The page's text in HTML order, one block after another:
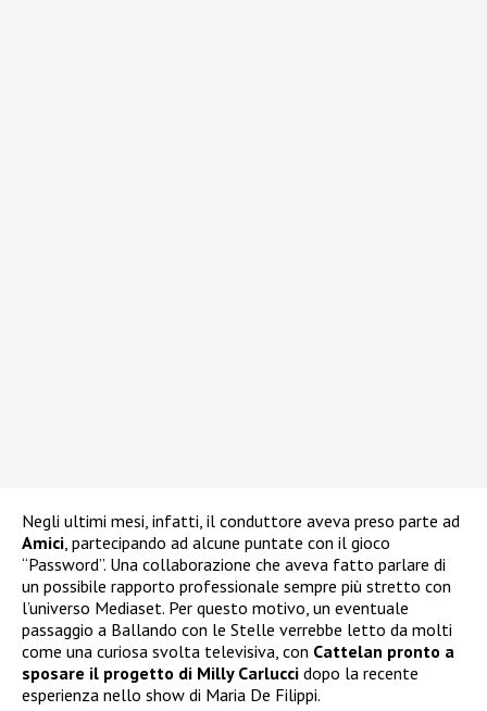
Negli ultimi mesi, infatti, il conduttore aveva preso parte ad
Amici, partecipando ad alcune puntate con il gioco
“Password”. Una collaborazione che aveva fatto parlare di
un possibile rapporto professionale sempre più stretto con
l’universo Mediaset. Per questo motivo, un eventuale
passaggio a Ballando con le Stelle verrebbe letto da molti
come una curiosa svolta televisiva, con Cattelan pronto a
sposare il progetto di Milly Carlucci dopo la recente
esperienza nello show di Maria De Filippi.